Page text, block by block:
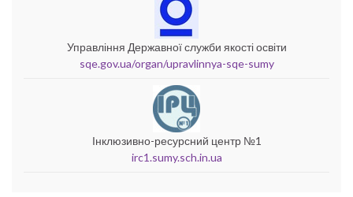
Управління Державної служби якості освіти
sqe.gov.ua/organ/upravlinnya-sqe-sumy
Інклюзивно-ресурсний центр №1
irc1.sumy.sch.in.ua